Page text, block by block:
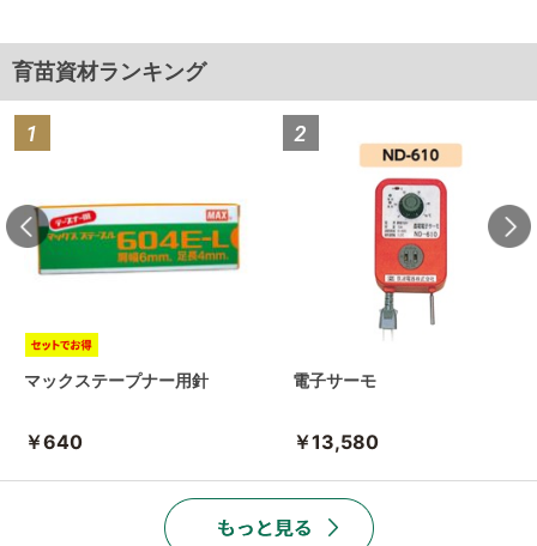
育苗資材ランキング
マックステープナー用針
￥640
電子サーモ
￥13,580